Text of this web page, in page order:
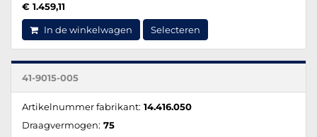
€ 1.459,11
In de winkelwagen Selecteren
41-9015-005
Artikelnummer fabrikant: 14.416.050
Draagvermogen: 75